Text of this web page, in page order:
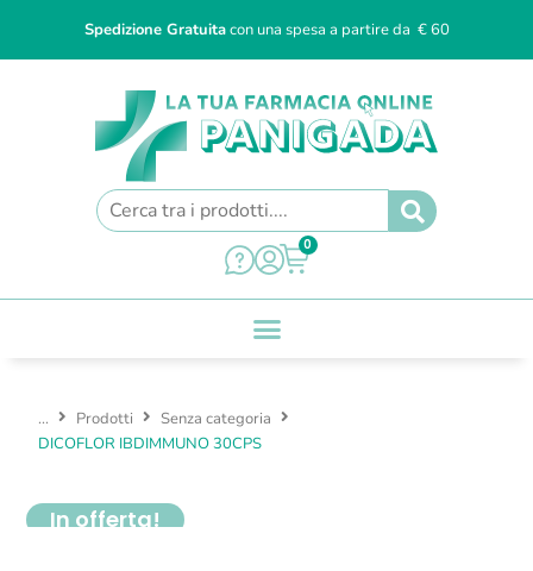
Spedizione Gratuitacon una spesa a partire da € 60
0
... Prodotti
Senza categoria
DICOFLOR IBDIMMUNO 30CPS
In offerta!